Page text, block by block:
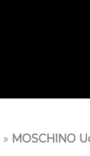
» MOSCHINO